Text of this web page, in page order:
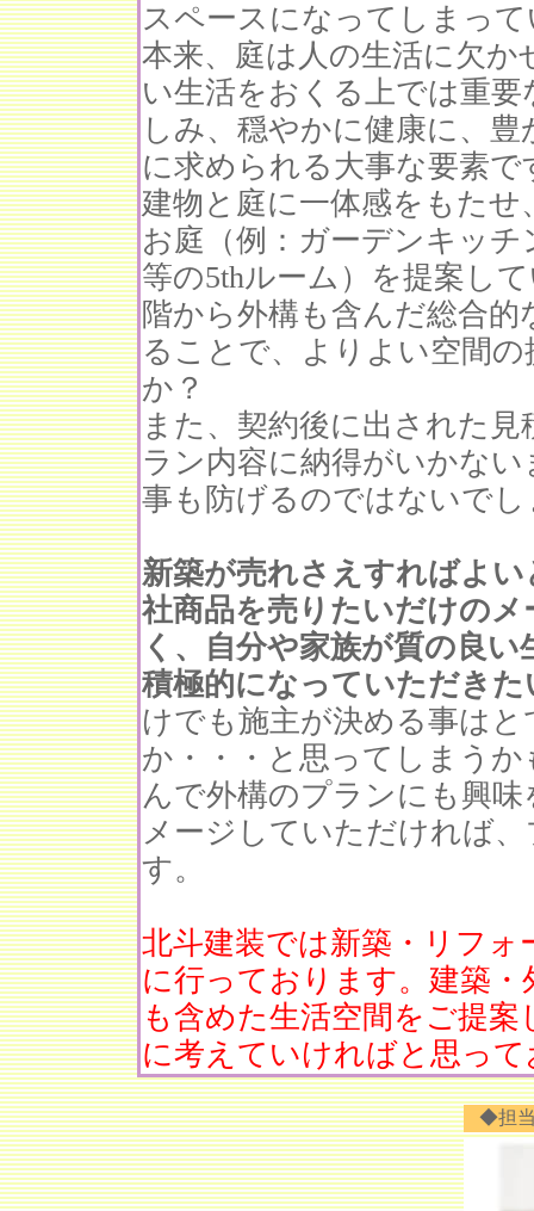
スペースになってしまっ
本来、庭は人の生活に欠
い生活をおくる上では重
しみ、穏やかに健康に、
に求められる大事な要素で
建物と庭に一体感をもた
お庭（例：ガーデンキッ
等の5thルーム）を提案し
階から外構も含んだ総合
ることで、よりよい空間
か？
また、契約後に出された
ラン内容に納得がいかな
事も防げるのではないで
新築が売れさえすればよ
社商品を売りたいだけの
く、自分や家族が質の良
積極的になっていただき
けでも施主が決める事は
か・・・と思ってしまう
んで外構のプランにも興
メージしていただければ
す。
北斗建装では新築・リフ
に行っております。建築
も含めた生活空間をご提
に考えていければと思っ
◆担